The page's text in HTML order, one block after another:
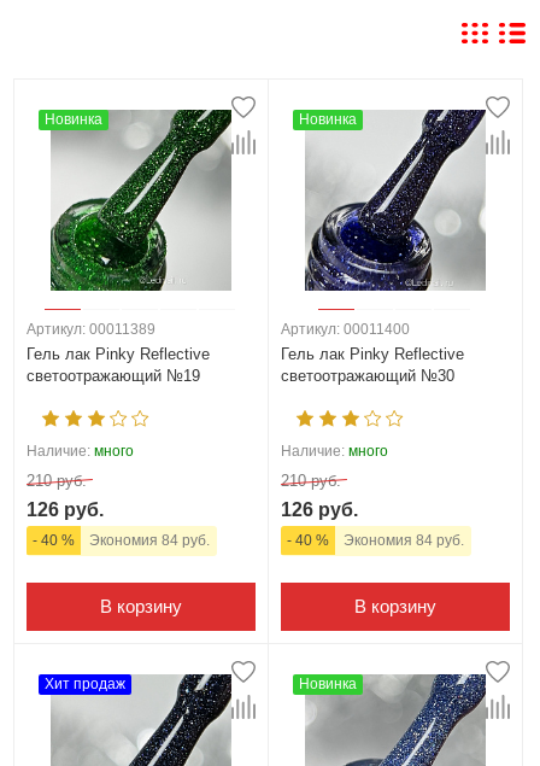
Новинка
Артикул: 00011389
Гель лак Pinky Reflective
светоотражающий №19
Наличие: много
210 руб.
126 руб.
- 40 % Экономия 84 руб.
В корзину
Новинка
Артикул: 00011400
Гель лак Pinky Reflective
светоотражающий №30
Наличие: много
210 руб.
126 руб.
- 40 % Экономия 84 руб.
В корзину
Хит продаж Новинка